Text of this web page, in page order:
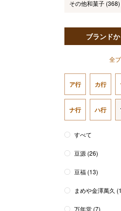
その他和菓子 (368)
ブランド
全
ア行 カ行
ナ行 ハ行
すべて
豆源 (26)
豆福 (13)
まめや金澤萬久
万年堂 (7)